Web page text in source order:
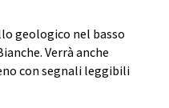
geologico nel basso
Verrà anche
con segnali leggibili